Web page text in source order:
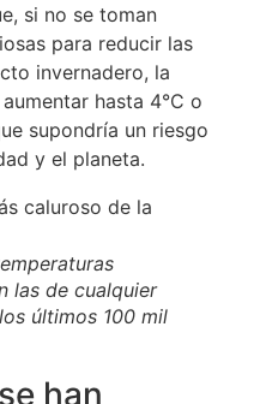
si no se toman
para reducir las
invernadero, la
hasta 4°C o
supondría un riesgo
y el planeta.
las de cualquier
últimos 100 mil
han